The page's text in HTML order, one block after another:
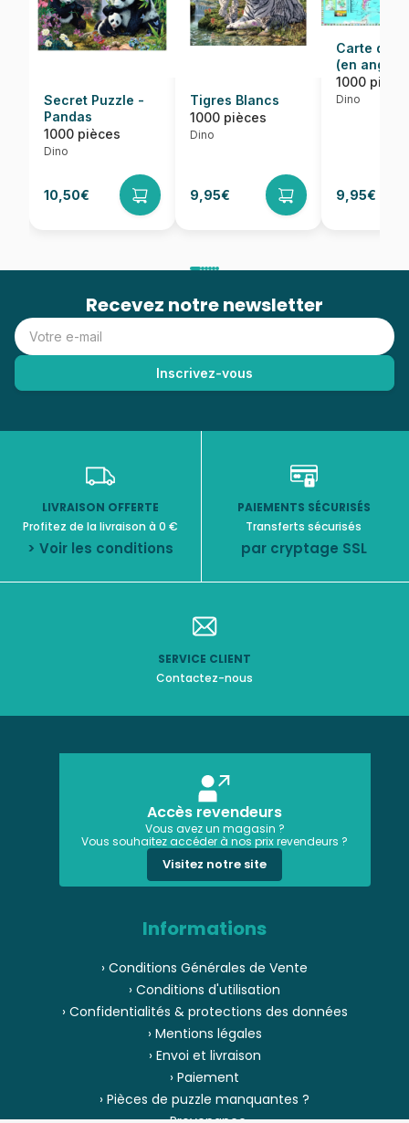
Secret Puzzle -
Pandas
1000 pièces
Dino
10,50€
Tigres Blancs
1000 pièces
Dino
9,95€
Carte du
(en
1000
Dino
9,95€
Recevez notre newsletter
LIVRAISON OFFERTE
Profitez de la livraison à 0 €
> Voir les conditions
PAIEMENTS SÉCURISÉS
Transferts sécurisés
par cryptage SSL
SERVICE CLIENT
Contactez-nous
Accès revendeurs
Vous avez un magasin ?
Vous souhaitez accéder à nos prix revendeurs ?
Visitez notre site
Informations
› Conditions Générales de Vente
› Conditions d'utilisation
› Confidentialités & protections des données
› Mentions légales
› Envoi et livraison
› Paiement
› Pièces de puzzle manquantes ?